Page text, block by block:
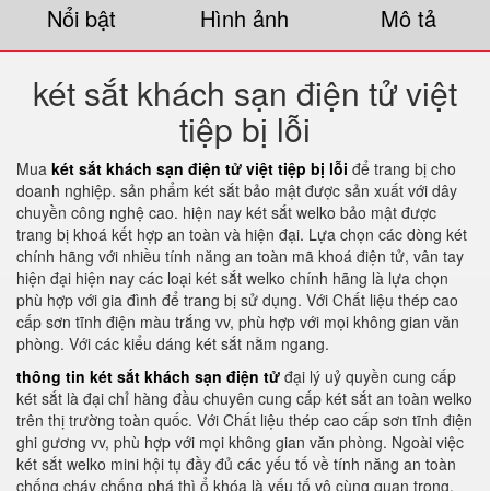
Nổi bật Hình ảnh Mô tả
két sắt khách sạn điện tử việt
tiệp bị lỗi
Mua két sắt khách sạn điện tử việt tiệp bị lỗi để trang bị cho
doanh nghiệp. sản phẩm két sắt bảo mật được sản xuất với dây
chuyền công nghệ cao. hiện nay két sắt welko bảo mật được
trang bị khoá kết hợp an toàn và hiện đại. Lựa chọn các dòng két
chính hãng với nhiều tính năng an toàn mã khoá điện tử, vân tay
hiện đại hiện nay các loại két sắt welko chính hãng là lựa chọn
phù hợp với gia đình để trang bị sử dụng. Với Chất liệu thép cao
cấp sơn tĩnh điện màu trắng vv, phù hợp với mọi không gian văn
phòng. Với các kiểu dáng két sắt nằm ngang.
thông tin két sắt khách sạn điện tử đại lý uỷ quyền cung cấp
két sắt là đại chỉ hàng đầu chuyên cung cấp két sắt an toàn welko
trên thị trường toàn quốc. Với Chất liệu thép cao cấp sơn tĩnh điện
ghi gương vv, phù hợp với mọi không gian văn phòng. Ngoài việc
két sắt welko mini hội tụ đầy đủ các yếu tố về tính năng an toàn
chống cháy chống phá thì ổ khóa là yếu tố vô cùng quan trọng.